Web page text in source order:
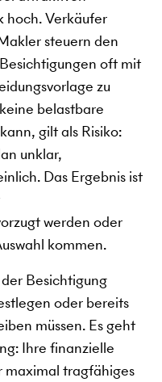
hoch. Verkäufer
steuern den
oft mit
zu
belastbare
gilt als Risiko:
unklar,
Das Ergebnis ist
werden oder
kommen.
Besichtigung
oder bereits
müssen. Es geht
Ihre finanzielle
maximal tragfähiges